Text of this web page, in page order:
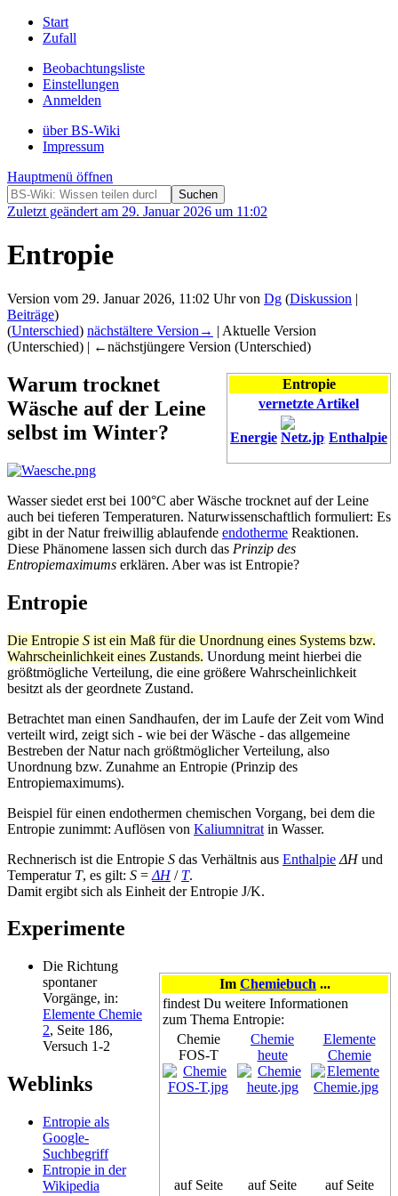
Start
Zufall
Beobachtungsliste
Einstellungen
Anmelden
über BS-Wiki
Impressum
Hauptmenü öffnen
Zuletzt geändert am 29. Januar 2026 um 11:02
Entropie
Version vom 29. Januar 2026, 11:02 Uhr von Dg (Diskussion |
Beiträge)
(Unterschied) nächstältere Version→ | Aktuelle Version
(Unterschied) | ←nächstjüngere Version (Unterschied)
Entropie
vernetzte Artikel
Energie Enthalpie
Warum trocknet
Wäsche auf der Leine
selbst im Winter?
Wasser siedet erst bei 100°C aber Wäsche trocknet auf der Leine
auch bei tieferen Temperaturen. Naturwissenschaftlich formuliert: Es
gibt in der Natur freiwillig ablaufende endotherme Reaktionen.
Diese Phänomene lassen sich durch das Prinzip des
Entropiemaximums erklären. Aber was ist Entropie?
Entropie
Die Entropie S ist ein Maß für die Unordnung eines Systems bzw.
Wahrscheinlichkeit eines Zustands. Unordung meint hierbei die
größtmögliche Verteilung, die eine größere Wahrscheinlichkeit
besitzt als der geordnete Zustand.
Betrachtet man einen Sandhaufen, der im Laufe der Zeit vom Wind
verteilt wird, zeigt sich - wie bei der Wäsche - das allgemeine
Bestreben der Natur nach größtmöglicher Verteilung, also
Unordnung bzw. Zunahme an Entropie (Prinzip des
Entropiemaximums).
Beispiel für einen endothermen chemischen Vorgang, bei dem die
Entropie zunimmt: Auflösen von Kaliumnitrat in Wasser.
Rechnerisch ist die Entropie S das Verhältnis aus Enthalpie ΔHund
Temperatur T, es gilt: S = ΔH/ T.
Damit ergibt sich als Einheit der Entropie J/K.
Experimente
Im Chemiebuch ...
findest Du weitere Informationen
zum Thema Entropie:
Chemie
FOS-T
auf Seite
Chemie
heute
auf Seite
Elemente
Chemie
auf Seite
Die Richtung
spontaner
Vorgänge, in:
Elemente Chemie
2, Seite 186,
Versuch 1-2
Weblinks
Entropie als
Google-
Suchbegriff
Entropie in der
Wikipedia